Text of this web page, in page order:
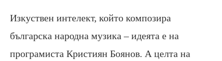
Изкуствен интелект, който композира
българска народна музика – идеята е на
програмиста Кристиян Боянов. А целта на